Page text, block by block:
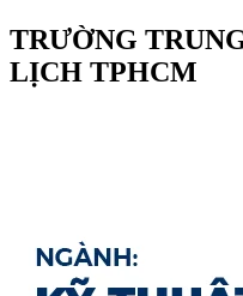
TRƯỜNG
LỊCH TPHCM